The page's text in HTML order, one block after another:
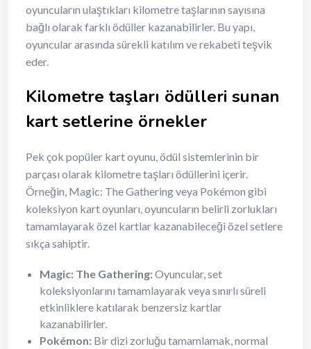
oyuncuların ulaştıkları kilometre taşlarının sayısına
bağlı olarak farklı ödüller kazanabilirler. Bu yapı,
oyuncular arasında sürekli katılım ve rekabeti teşvik
eder.
Kilometre taşları ödülleri sunan
kart setlerine örnekler
Pek çok popüler kart oyunu, ödül sistemlerinin bir
parçası olarak kilometre taşları ödüllerini içerir.
Örneğin, Magic: The Gathering veya Pokémon gibi
koleksiyon kart oyunları, oyuncuların belirli zorlukları
tamamlayarak özel kartlar kazanabileceği özel setlere
sıkça sahiptir.
Magic: The Gathering:Oyuncular, set
koleksiyonlarını tamamlayarak veya sınırlı süreli
etkinliklere katılarak benzersiz kartlar
kazanabilirler.
Pokémon: Bir dizi zorluğu tamamlamak, normal